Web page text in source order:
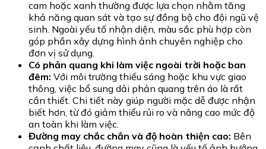
cam hoặc xanh thường được lựa chọn nhằm tăng
khả năng quan sát và tạo sự đồng bộ cho đội ngũ vệ
sinh. Ngoài yếu tố nhận diện, màu sắc phù hợp còn
góp phần xây dựng hình ảnh chuyên nghiệp cho
đơn vị sử dụng.
Có phản quang khi làm việc ngoài trời hoặc ban
đêm: Với môi trường thiếu sáng hoặc khu vực giao
thông, việc bổ sung dải phản quang trên áo là rất
cần thiết. Chi tiết này giúp người mặc dễ được nhận
biết hơn, từ đó giảm thiểu rủi ro và nâng cao mức độ
an toàn khi làm việc.
Đường may chắc chắn và độ hoàn thiện cao: Bên